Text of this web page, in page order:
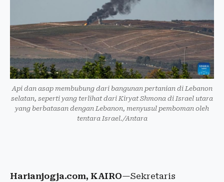
Api dan asap membubung dari bangunan pertanian di Lebanon
selatan, seperti yang terlihat dari Kiryat Shmona di Israel utara
yang berbatasan dengan Lebanon, menyusul pemboman oleh
tentara Israel./Antara
Harianjogja.com, KAIRO—Sekretaris